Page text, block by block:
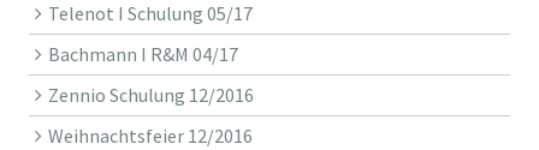
Telenot I Schulung 05/17
Bachmann I R&M 04/17
Zennio Schulung 12/2016
Weihnachtsfeier 12/2016